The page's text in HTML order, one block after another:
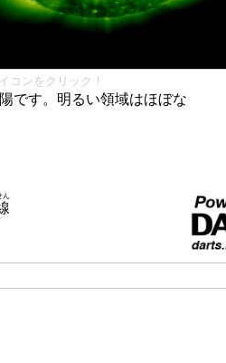
コンをクリック！
です。明るい領域はほぼな
ん